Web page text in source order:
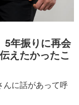
5年振りに再会
えたかったこ
んに話があって呼